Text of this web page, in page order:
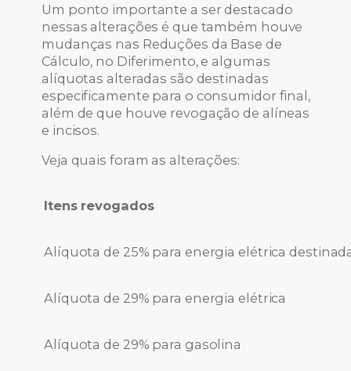
Um ponto importante a ser destacado
nessas alterações é que também houve
mudanças nas Reduções da Base de
Cálculo, no Diferimento, e algumas
alíquotas alteradas são destinadas
especificamente para o consumidor final,
além de que houve revogação de alíneas
e incisos.
Veja quais foram as alterações:
Itens revogados
Alíquota de 25% para energia elétrica
Alíquota de 29% para energia elétrica
Alíquota de 29% para gasolina